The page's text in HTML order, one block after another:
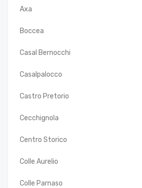
Axa
Boccea
Casal Bernocchi
Casalpalocco
Castro Pretorio
Cecchignola
Centro Storico
Colle Aurelio
Colle Parnaso